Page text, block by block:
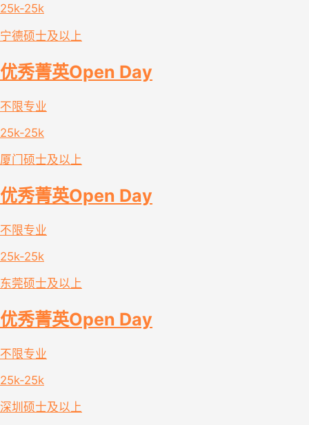
25k-25k
宁德硕士及以上
优秀菁英Open Day
不限专业
25k-25k
厦门硕士及以上
优秀菁英Open Day
不限专业
25k-25k
东莞硕士及以上
优秀菁英Open Day
不限专业
25k-25k
深圳 硕士及以上